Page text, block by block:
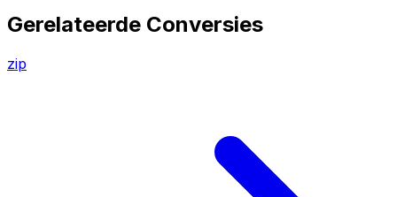
Gerelateerde Conversies
zip